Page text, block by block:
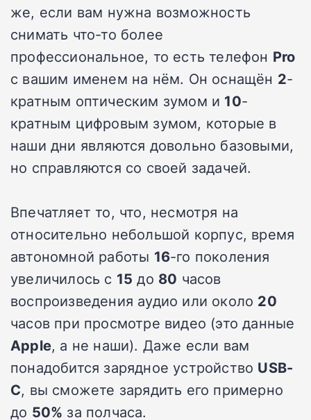
же, если вам нужна возможность
снимать что-то более
профессиональное, то есть телефон Pro
с вашим именем на нём. Он оснащён 2-
кратным оптическим зумом и 10-
кратным цифровым зумом, которые в
наши дни являются довольно базовыми,
но справляются со своей задачей.
Впечатляет то, что, несмотря на
относительно небольшой корпус, время
автономной работы 16-го поколения
увеличилось с 15 до 80 часов
воспроизведения аудио или около 20
часов при просмотре видео (это данные
Apple, а не наши). Даже если вам
понадобится зарядное устройство USB-
C, вы сможете зарядить его примерно
до 50% за полчаса.